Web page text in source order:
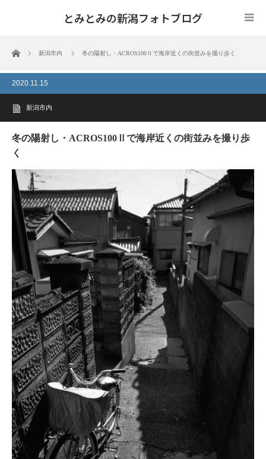
とみとみの新潟フォトブログ
ホーム 新潟市内 冬の陽射し・ACROS100Ⅱで海岸近くの街並みを撮り歩く
2020.11.15
新潟市内
冬の陽射し・ACROS100Ⅱで海岸近くの街並みを撮り歩
く